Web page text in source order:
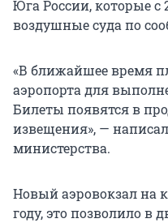
Юга России, которые с
воздушные суда по
«В ближайшее время
аэропорта для
Билеты появятся в
извещения», —
министерства.
Новый аэровокзал на
году, это позволило в